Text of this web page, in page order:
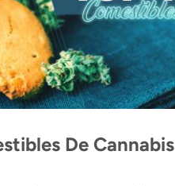
De Cannabis